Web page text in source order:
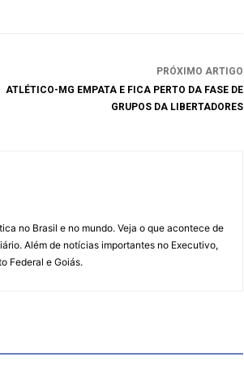
PRÓXIMO ARTIGO
ATLÉTICO-MG EMPATA E FICA PERTO DA FASE DE
GRUPOS DA LIBERTADORES
no Brasil e no mundo. Veja o que acontece de
Além de notícias importantes no Executivo,
Federal e Goiás.